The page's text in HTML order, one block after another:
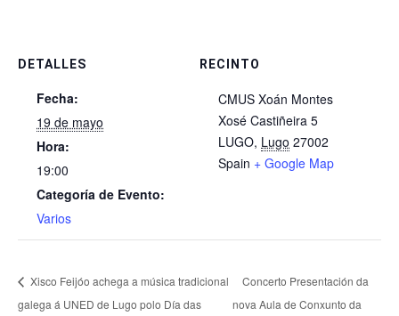
DETALLES
Fecha:
19 de mayo
Hora:
19:00
Categoría de Evento:
Varios
RECINTO
CMUS Xoán Montes
Xosé Castiñeira 5
LUGO, Lugo 27002
Spain + Google Map
Xisco Feijóo achega a música tradicional
galega á UNED de Lugo polo Día das
Concerto Presentación da
nova Aula de Conxunto da